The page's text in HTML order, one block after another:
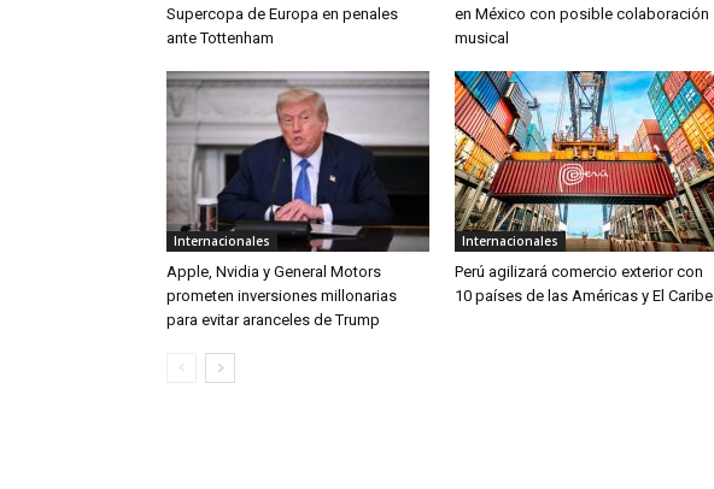
Supercopa de Europa en penales
ante Tottenham
en México con posible colaboración
musical
Internacionales
Apple, Nvidia y General Motors
prometen inversiones millonarias
para evitar aranceles de Trump
Internacionales
Perú agilizará comercio exterior con
10 países de las Américas y El Caribe